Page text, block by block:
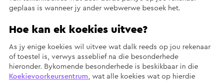
geplaas is wanneer jy ander webwerwe besoek het.
Hoe kan ek koekies uitvee?
As jy enige koekies wil uitvee wat dalk reeds op jou rekenaar
of toestel is, verwys asseblief na die besonderhede
hieronder. Bykomende besonderhede is beskikbaar in die
Koekievoorkeursentrum, wat alle koekies wat op hierdie